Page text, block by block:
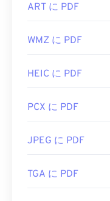
ART に PDF
WMZ に PDF
HEIC に PDF
PCX に PDF
JPEG に PDF
TGA に PDF